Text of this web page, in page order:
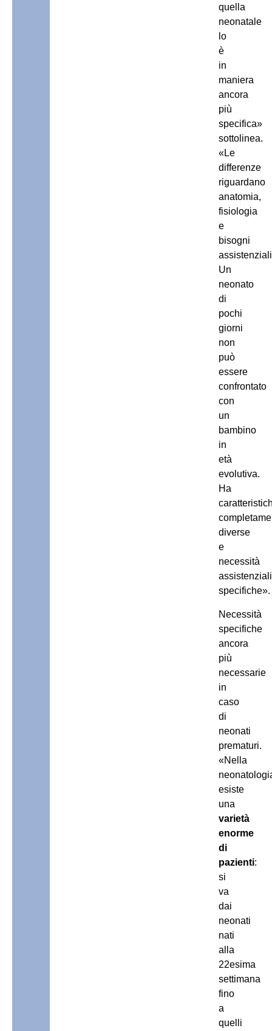
quella
neonatale
lo
è
in
maniera
ancora
più
specifica»
sottolinea.
«Le
differenze
riguardano
anatomia,
fisiologia
e
bisogni
Un
neonato
di
pochi
giorni
non
può
essere
confrontato
con
un
bambino
in
età
evolutiva.
Ha
diverse
e
necessità
assistenziali
specifiche».
Necessità
specifiche
ancora
più
necessarie
in
caso
di
neonati
prematuri.
«Nella
esiste
una
varietà
enorme
di
pazienti:
si
va
dai
neonati
nati
alla
22esima
settimana
fino
a
quelli